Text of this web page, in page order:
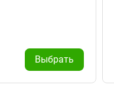
Выбрать